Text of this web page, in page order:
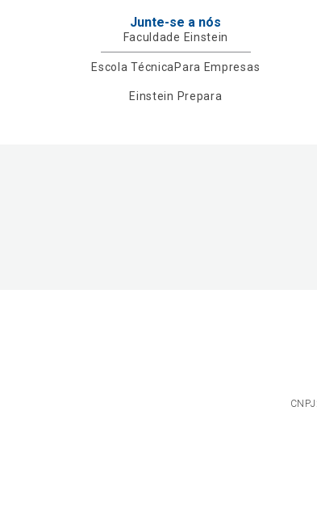
Junte-se a nós
Faculdade Einstein
Escola TécnicaPara Empresas
Einstein Prepara